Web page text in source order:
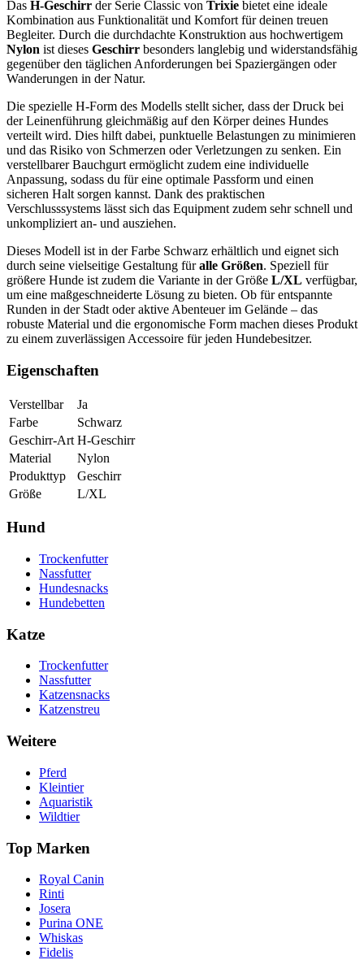
Das H-Geschirr der Serie Classic von Trixie bietet eine ideale
Kombination aus Funktionalität und Komfort für deinen treuen
Begleiter. Durch die durchdachte Konstruktion aus hochwertigem
Nylon ist dieses Geschirr besonders langlebig und widerstandsfähig
gegenüber den täglichen Anforderungen bei Spaziergängen oder
Wanderungen in der Natur.
Die spezielle H-Form des Modells stellt sicher, dass der Druck bei
der Leinenführung gleichmäßig auf den Körper deines Hundes
verteilt wird. Dies hilft dabei, punktuelle Belastungen zu minimieren
und das Risiko von Schmerzen oder Verletzungen zu senken. Ein
verstellbarer Bauchgurt ermöglicht zudem eine individuelle
Anpassung, sodass du für eine optimale Passform und einen
sicheren Halt sorgen kannst. Dank des praktischen
Verschlusssystems lässt sich das Equipment zudem sehr schnell und
unkompliziert an- und ausziehen.
Dieses Modell ist in der Farbe Schwarz erhältlich und eignet sich
durch seine vielseitige Gestaltung füralle Größen. Speziell für
größere Hunde ist zudem die Variante in der Größe L/XL verfügbar,
um eine maßgeschneiderte Lösung zu bieten. Ob für entspannte
Runden in der Stadt oder aktive Abenteuer im Gelände – das
robuste Material und die ergonomische Form machen dieses Produkt
zu einem zuverlässigen Accessoire für jeden Hundebesitzer.
Eigenschaften
Verstellbar
Ja
Farbe
Schwarz
Geschirr-Art H-Geschirr
Material
Nylon
Produkttyp
Geschirr
Größe
L/XL
Hund
Trockenfutter
Nassfutter
Hundesnacks
Hundebetten
Katze
Trockenfutter
Nassfutter
Katzensnacks
Katzenstreu
Weitere
Pferd
Kleintier
Aquaristik
Wildtier
Top Marken
Royal Canin
Rinti
Josera
Purina ONE
Whiskas
Fidelis